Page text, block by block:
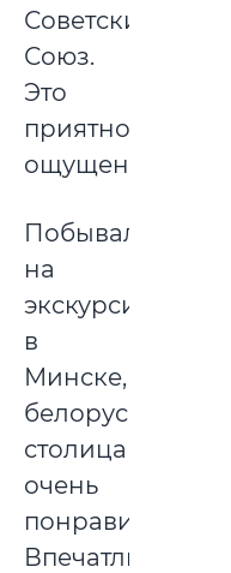
Советский
Союз.
Это
приятное
ощущение.
Побывали
на
экскурсии
в
Минске,
белорусская
столица
очень
понравилась.
Впечатлил